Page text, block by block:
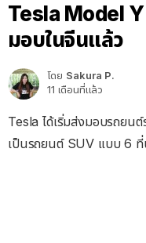
Tesla Model Y
มอบในจีนแล้ว
โดย Sakura P.
11 เดือนที่แล้ว
Tesla ได้เริ่มส่งมอบรถยน
เป็นรถยนต์ SUV แบบ 6 ที่